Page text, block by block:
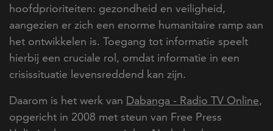
hoofdprioriteiten: gezondheid en veiligheid,
aangezien er zich een enorme humanitaire ramp aan
het ontwikkelen is. Toegang tot informatie speelt
hierbij een cruciale rol, omdat informatie in een
crisissituatie levensreddend kan zijn.
Daarom is het werk van Dabanga - Radio TV Online,
opgericht in 2008 met steun van Free Press